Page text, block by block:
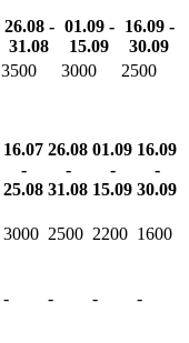
26.08 -
31.08
01.09 -
15.09
16.09 -
30.09
3500 3000 2500
16.07
-
25.08
26.08
-
31.08
01.09
-
15.09
16.09
-
30.09
3000 2500 2200 1600
- - - -